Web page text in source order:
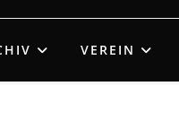
VEREIN